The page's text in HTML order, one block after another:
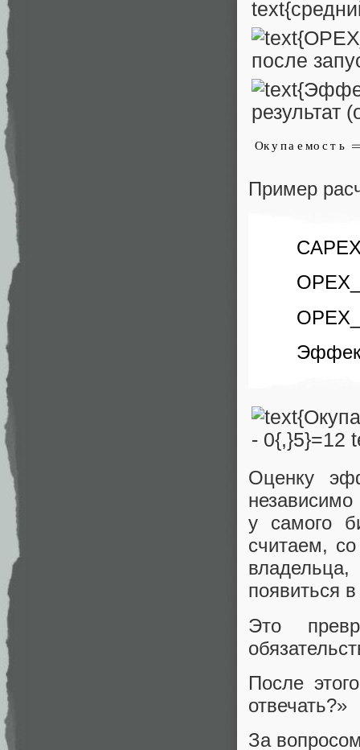
Пример
Оценку
у самого
считаем,
появиться
Это
После
отвечать?»
За